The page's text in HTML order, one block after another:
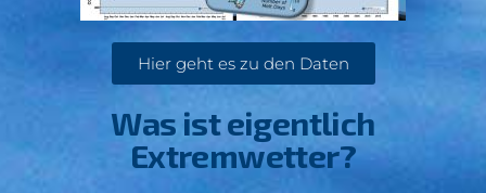
Hier geht es zu den Daten
Was ist eigentlich
Extremwetter?